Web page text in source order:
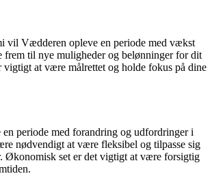
vil Vædderen opleve en periode med vækst
frem til nye muligheder og belønninger for dit
vigtigt at være målrettet og holde fokus på dine
periode med forandring og udfordringer i
nødvendigt at være fleksibel og tilpasse sig
Økonomisk set er det vigtigt at være forsigtig